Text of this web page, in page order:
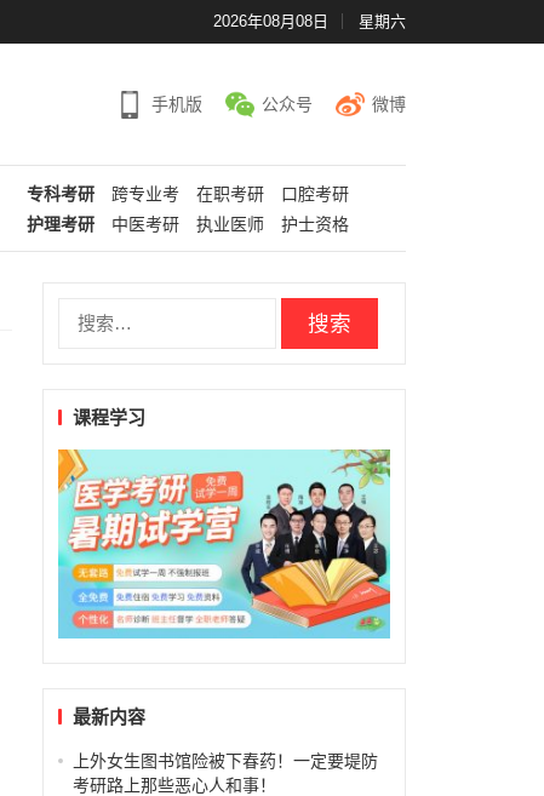
2026年08月08日 星期六
手机版 公众号 微博
专科考研 跨专业考 在职考研
口腔考研
护理考研
中医考研 执业医师 护士资格
课程学习
最新内容
上外女生图书馆险被下春药！一定要堤防
考研路上那些恶心人和事！